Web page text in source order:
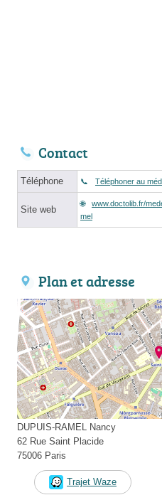
Contact
Téléphone Téléphoner au
Site web
www.doctolib.fr/
mel
Plan et adresse
DUPUIS-RAMEL Nancy
62 Rue Saint Placide
75006 Paris
Trajet Waze